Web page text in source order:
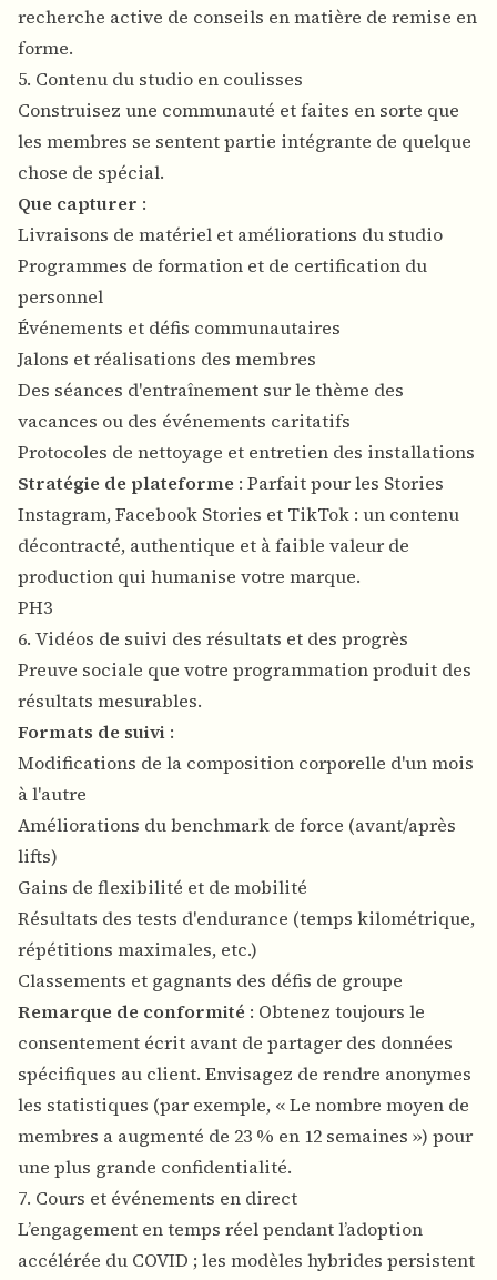
recherche active de conseils en matière de remise en
forme.
5. Contenu du studio en coulisses
Construisez une communauté et faites en sorte que
les membres se sentent partie intégrante de quelque
chose de spécial.
Que capturer :
Livraisons de matériel et améliorations du studio
Programmes de formation et de certification du
personnel
Événements et défis communautaires
Jalons et réalisations des membres
Des séances d'entraînement sur le thème des
vacances ou des événements caritatifs
Protocoles de nettoyage et entretien des installations
Stratégie de plateforme : Parfait pour les Stories
Instagram, Facebook Stories et TikTok : un contenu
décontracté, authentique et à faible valeur de
production qui humanise votre marque.
PH3
6. Vidéos de suivi des résultats et des progrès
Preuve sociale que votre programmation produit des
résultats mesurables.
Formats de suivi :
Modifications de la composition corporelle d'un mois
à l'autre
Améliorations du benchmark de force (avant/après
lifts)
Gains de flexibilité et de mobilité
Résultats des tests d'endurance (temps kilométrique,
répétitions maximales, etc.)
Classements et gagnants des défis de groupe
Remarque de conformité : Obtenez toujours le
consentement écrit avant de partager des données
spécifiques au client. Envisagez de rendre anonymes
les statistiques (par exemple, « Le nombre moyen de
membres a augmenté de 23 % en 12 semaines ») pour
une plus grande confidentialité.
7. Cours et événements en direct
L’engagement en temps réel pendant l’adoption
accélérée du COVID ; les modèles hybrides persistent